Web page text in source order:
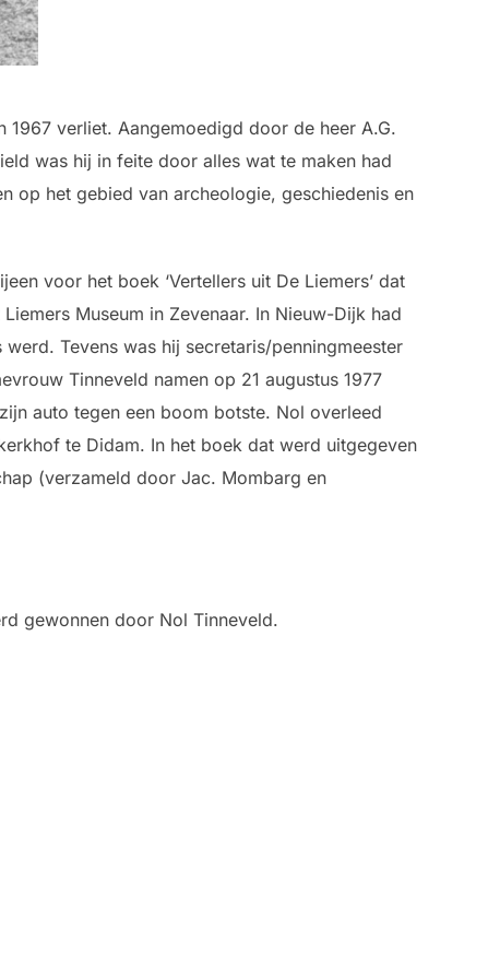
verliet. Aangemoedigd door de heer A.G.
was hij in feite door alles wat te maken had
op het gebied van archeologie, geschiedenis en
voor het boek ‘Vertellers uit De Liemers’ dat
Museum in Zevenaar. In Nieuw-Dijk had
Tevens was hij secretaris/penningmeester
Tinneveld namen op 21 augustus 1977
auto tegen een boom botste. Nol overleed
te Didam. In het boek dat werd uitgegeven
(verzameld door Jac. Mombarg en
gewonnen door Nol Tinneveld.